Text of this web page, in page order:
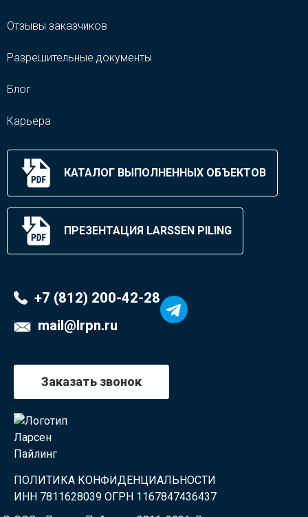
Отзывы заказчиков
Разрешительные документы
Блог
Карьера
КАТАЛОГ ВЫПОЛНЕННЫХ ОБЪЕКТОВ
ПРЕЗЕНТАЦИЯ LARSSEN PILING
ПОЛИТИКА КОНФИДЕНЦИАЛЬНОСТИ
ИНН 7811628039 ОГРН 1167847436437
+7 (812) 200-42-28
mail@lrpn.ru
Заказать звонок